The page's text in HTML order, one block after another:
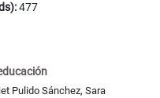
477
Pulido Sánchez, Sara